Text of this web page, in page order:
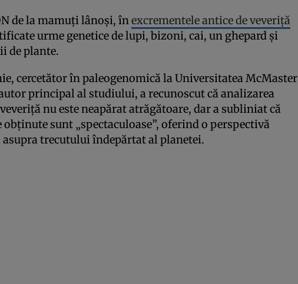
de la mamuți lânoși, înexcrementele antice de veveriță
urme genetice de lupi, bizoni, cai, un ghepard și
de plante.
cercetător în paleogenomică la Universitatea McMaster
principal al studiului, a recunoscut că analizarea
nu este neapărat atrăgătoare, dar a subliniat că
sunt „spectaculoase”, oferind o perspectivă
trecutului îndepărtat al planetei.